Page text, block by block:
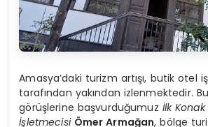
Amasya’daki turizm artışı, butik otel
tarafından yakından izlenmektedir.
görüşlerine başvurduğumuz İlk
İşletmecisi Ömer Armağan, bölge